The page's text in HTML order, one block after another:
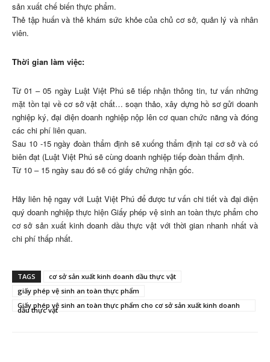
sản xuất chế biến thực phẩm.
Thẻ tập huấn và thẻ khám sức khỏe của chủ cơ sở, quản lý và nhân
viên.
Thời gian làm việc:
Từ 01 – 05 ngày Luật Việt Phú sẽ tiếp nhận thông tin, tư vấn những
mặt tồn tại về cơ sở vật chất… soạn thảo, xây dựng hồ sơ gửi doanh
nghiệp ký, đại diện doanh nghiệp nộp lên cơ quan chức năng và đóng
các chi phí liên quan.
Sau 10 -15 ngày đoàn thẩm định sẽ xuống thẩm định tại cơ sở và có
biên đạt (Luật Việt Phú sẽ cùng doanh nghiệp tiếp đoàn thẩm định.
Từ 10 – 15 ngày sau đó sẽ có giấy chứng nhận gốc.
Hãy liên hệ ngay với Luật Việt Phú để được tư vấn chi tiết và đại diện
quý doanh nghiệp thực hiện Giấy phép vệ sinh an toàn thực phẩm cho
cơ sở sản xuất kinh doanh dầu thực vật với thời gian nhanh nhất và
chi phí thấp nhất.
TAGS
cơ sở sản xuất kinh doanh dầu thực vật
giấy phép vệ sinh an toàn thực phẩm
Giấy phép vệ sinh an toàn thực phẩm cho cơ sở sản xuất kinh doanh
dầu thực vật